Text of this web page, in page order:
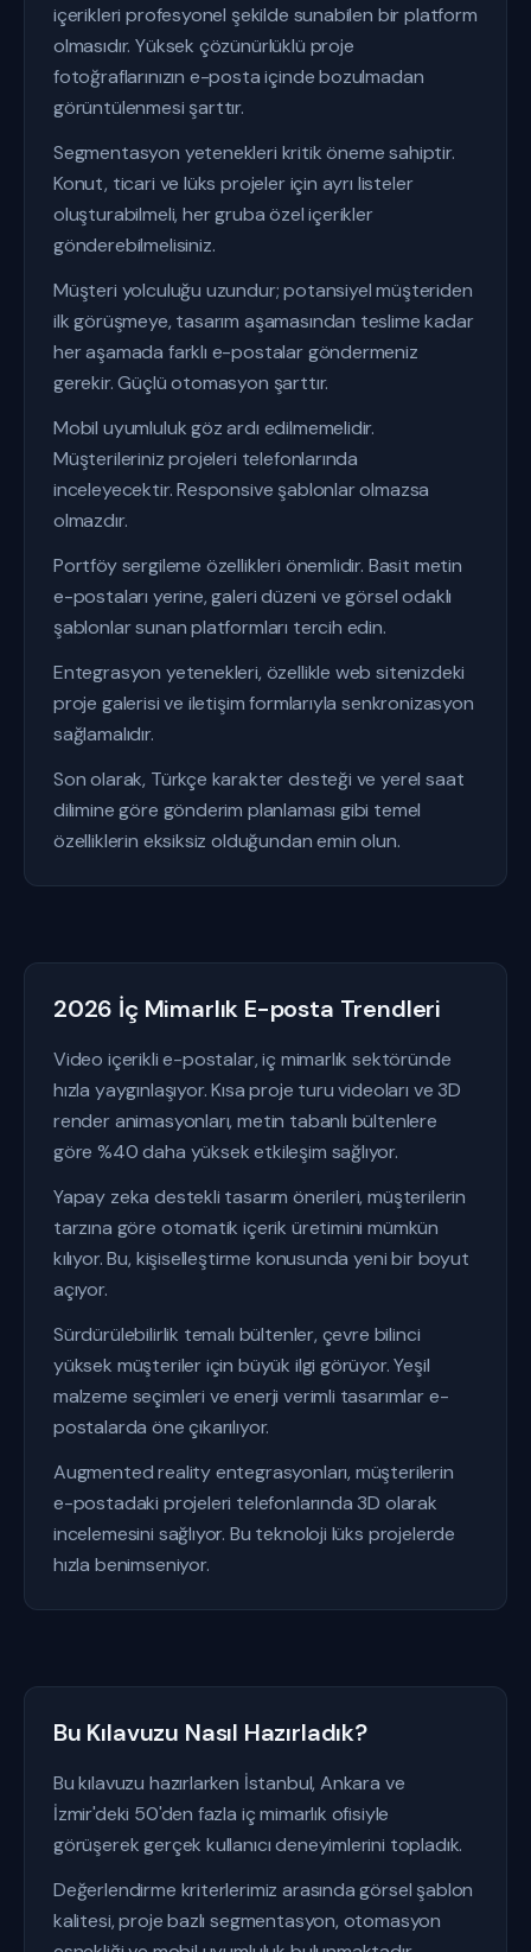
içerikleri profesyonel şekilde sunabilen bir platform
olmasıdır. Yüksek çözünürlüklü proje
fotoğraflarınızın e-posta içinde bozulmadan
görüntülenmesi şarttır.
Segmentasyon yetenekleri kritik öneme sahiptir.
Konut, ticari ve lüks projeler için ayrı listeler
oluşturabilmeli, her gruba özel içerikler
gönderebilmelisiniz.
Müşteri yolculuğu uzundur; potansiyel müşteriden
ilk görüşmeye, tasarım aşamasından teslime kadar
her aşamada farklı e-postalar göndermeniz
gerekir. Güçlü otomasyon şarttır.
Mobil uyumluluk göz ardı edilmemelidir.
Müşterileriniz projeleri telefonlarında
inceleyecektir. Responsive şablonlar olmazsa
olmazdır.
Portföy sergileme özellikleri önemlidir. Basit metin
e-postaları yerine, galeri düzeni ve görsel odaklı
şablonlar sunan platformları tercih edin.
Entegrasyon yetenekleri, özellikle web sitenizdeki
proje galerisi ve iletişim formlarıyla senkronizasyon
sağlamalıdır.
Son olarak, Türkçe karakter desteği ve yerel saat
dilimine göre gönderim planlaması gibi temel
özelliklerin eksiksiz olduğundan emin olun.
2026 İç Mimarlık E-posta Trendleri
Video içerikli e-postalar, iç mimarlık sektöründe
hızla yaygınlaşıyor. Kısa proje turu videoları ve 3D
render animasyonları, metin tabanlı bültenlere
göre %40 daha yüksek etkileşim sağlıyor.
Yapay zeka destekli tasarım önerileri, müşterilerin
tarzına göre otomatik içerik üretimini mümkün
kılıyor. Bu, kişiselleştirme konusunda yeni bir boyut
açıyor.
Sürdürülebilirlik temalı bültenler, çevre bilinci
yüksek müşteriler için büyük ilgi görüyor. Yeşil
malzeme seçimleri ve enerji verimli tasarımlar e-
postalarda öne çıkarılıyor.
Augmented reality entegrasyonları, müşterilerin
e-postadaki projeleri telefonlarında 3D olarak
incelemesini sağlıyor. Bu teknoloji lüks projelerde
hızla benimseniyor.
Bu Kılavuzu Nasıl Hazırladık?
Bu kılavuzu hazırlarken İstanbul, Ankara ve
İzmir'deki 50'den fazla iç mimarlık ofisiyle
görüşerek gerçek kullanıcı deneyimlerini topladık.
Değerlendirme kriterlerimiz arasında görsel şablon
kalitesi, proje bazlı segmentasyon, otomasyon